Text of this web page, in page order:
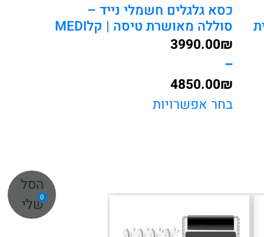
0
הסל
שלי
כסא גלגלים חשמלי נייד –
סוללה מאושרת טיסה | קלMEDI
₪
3990.00
–
₪
4850.00
טווח
בחר אפשרויות